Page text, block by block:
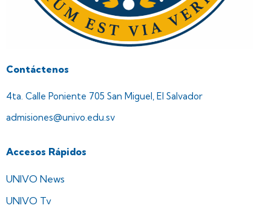
Contáctenos
4ta. Calle Poniente 705 San Miguel, El Salvador
admisiones@univo.edu.sv
Accesos Rápidos
UNIVO News
UNIVO Tv